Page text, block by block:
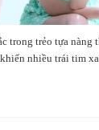
trong trẻo tựa
khiến nhiều trái tim